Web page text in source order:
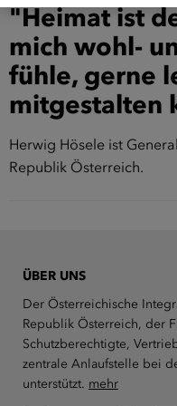
"Heimat ist
mich wohl-
fühle, gerne
mitgestalten
Herwig Hösele ist
Republik Österreich.
ÜBER UNS
Der Österreichische
Republik Österreich, der
Schutzberechtigte,
zentrale Anlaufstelle bei
unterstützt. mehr